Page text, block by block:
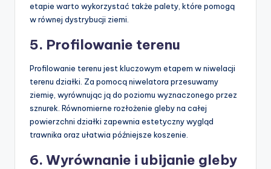
etapie warto wykorzystać także palety, które pomogą
w równej dystrybucji ziemi.
5. Profilowanie terenu
Profilowanie terenu jest kluczowym etapem w niwelacji
terenu działki. Za pomocą niwelatora przesuwamy
ziemię, wyrównując ją do poziomu wyznaczonego przez
sznurek. Równomierne rozłożenie gleby na całej
powierzchni działki zapewnia estetyczny wygląd
trawnika oraz ułatwia późniejsze koszenie.
6. Wyrównanie i ubijanie gleby